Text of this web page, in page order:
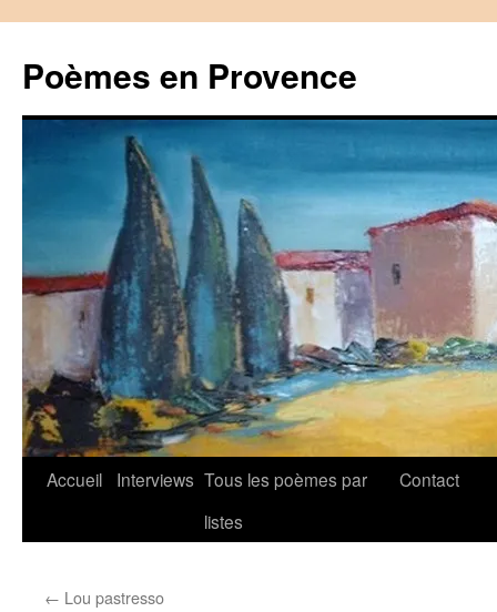
contenu
Poèmes en Provence
Accueil Interviews Tous les poèmes par
listes
Contact
← Lou pastresso